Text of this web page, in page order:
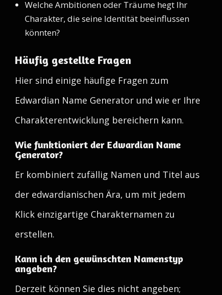
Welche Ambitionen oder Träume hegt Ihr
Charakter, die seine Identität beeinflussen
könnten?
Häufig gestellte Fragen
Hier sind einige häufige Fragen zum
Edwardian Name Generator und wie er Ihre
Charakterentwicklung bereichern kann.
Wie funktioniert der Edwardian Name
Generator?
Er kombiniert zufällig Namen und Titel aus
der edwardianischen Ära, um mit jedem
Klick einzigartige Charakternamen zu
erstellen.
Kann ich den gewünschten Namenstyp
angeben?
Derzeit können Sie dies nicht angeben;